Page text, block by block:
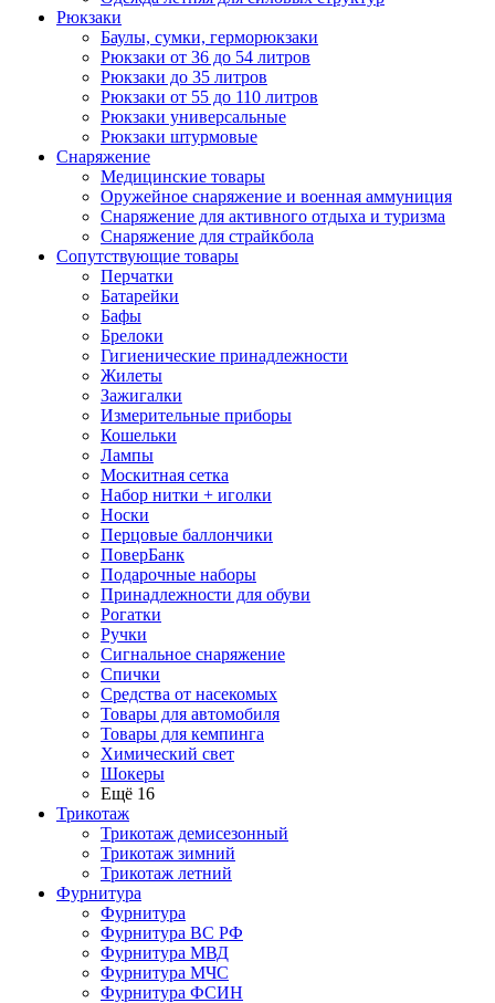
Рюкзаки
Баулы, сумки, герморюкзаки
Рюкзаки от 36 до 54 литров
Рюкзаки до 35 литров
Рюкзаки от 55 до 110 литров
Рюкзаки универсальные
Рюкзаки штурмовые
Снаряжение
Медицинские товары
Оружейное снаряжение и военная аммуниция
Снаряжение для активного отдыха и туризма
Снаряжение для страйкбола
Сопутствующие товары
Перчатки
Батарейки
Бафы
Брелоки
Гигиенические принадлежности
Жилеты
Зажигалки
Измерительные приборы
Кошельки
Лампы
Москитная сетка
Набор нитки + иголки
Носки
Перцовые баллончики
ПоверБанк
Подарочные наборы
Принадлежности для обуви
Рогатки
Ручки
Сигнальное снаряжение
Спички
Средства от насекомых
Товары для автомобиля
Товары для кемпинга
Химический свет
Шокеры
Ещё 16
Трикотаж
Трикотаж демисезонный
Трикотаж зимний
Трикотаж летний
Фурнитура
Фурнитура
Фурнитура ВС РФ
Фурнитура МВД
Фурнитура МЧС
Фурнитура ФСИН